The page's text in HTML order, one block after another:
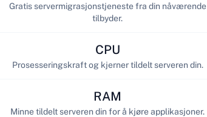
Gratis servermigrasjonstjeneste fra din nåværende
tilbyder.
CPU
Prosesseringskraft og kjerner tildelt serveren din.
RAM
Minne tildelt serveren din for å kjøre applikasjoner.